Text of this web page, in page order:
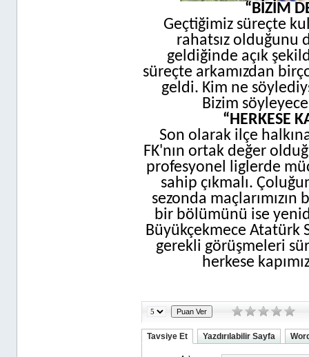
“BİZİM
Geçtiğimiz süreçte
rahatsız olduğunu
geldiğinde açık
süreçte arkamızdan
geldi. Kim ne
Bizim
“HERKESE
Son olarak ilçe
FK'nın ortak değer
profesyonel liglerde
sahip çıkmalı.
sezonda
bir bölümünü ise
Büyükçekmece Atatürk
gerekli görüşmeleri
herkese
Tavsiye Et Yazdırılabilir Sayfa